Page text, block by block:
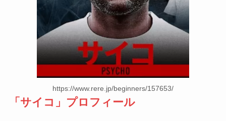
https://www.rere.jp/beginners/157653/
「 サイコ 」プロフィール